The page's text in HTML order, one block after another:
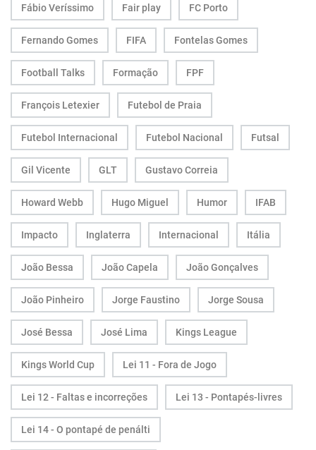
Fábio Veríssimo Fair play FC Porto
Fernando Gomes FIFA Fontelas Gomes
Football Talks Formação FPF
François Letexier Futebol de Praia
Futebol Internacional Futebol Nacional Futsal
Gil Vicente GLT Gustavo Correia
Howard Webb Hugo Miguel Humor IFAB
Impacto Inglaterra Internacional Itália
João Bessa João Capela João Gonçalves
João Pinheiro Jorge Faustino Jorge Sousa
José Bessa José Lima Kings League
Kings World Cup Lei 11 - Fora de Jogo
Lei 12 - Faltas e incorreções Lei 13 - Pontapés-livres
Lei 14 - O pontapé de penálti